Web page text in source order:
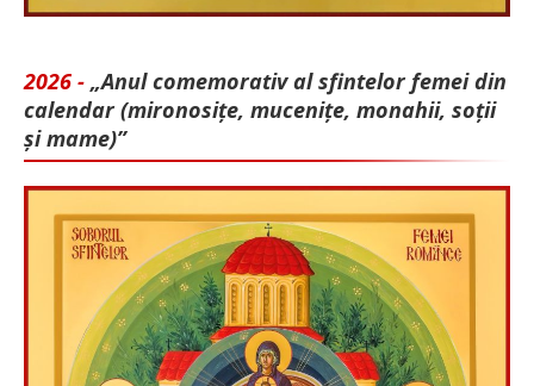
2026 - „Anul comemorativ al sfintelor femei din
calendar (mironosițe, mu­cenițe, monahii, soții
și mame)”